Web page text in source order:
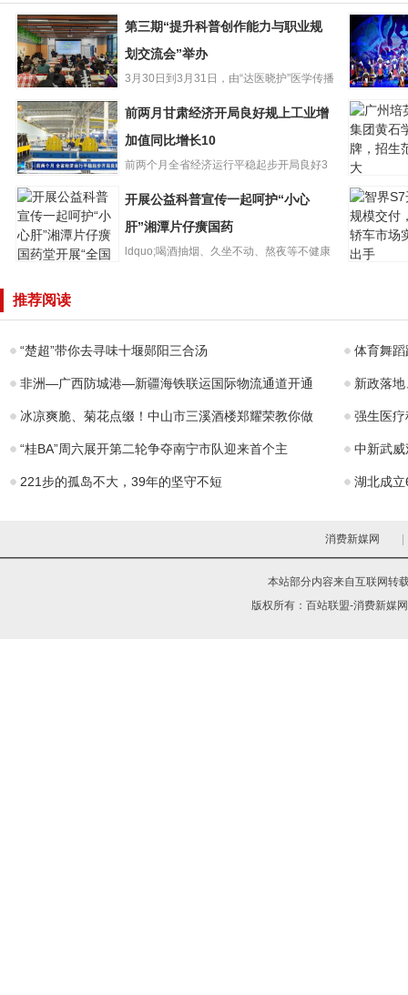
第三期“提升科普
创作能力与职业
规划交流会”举办
第三期“提升科普创作能力与职业规
划交流会”举办
3月30日到3月31日，由“达医晓护”医学传播
再听折子
肃省13个
选国家级
前两月甘肃经济
开局良好规上工
业增加值同比增
长10
前两月甘肃经济开局良好规上工业增
加值同比增长10
前两个月全省经济运行平稳起步开局良好3
广州培英
团黄石学
牌，招生
大
开展公益科普宣
传一起呵护“小心
药
开展公益科普宣传一起呵护“小心
肝”湘潭片仔癀国药
ldquo;喝酒抽烟、久坐不动、熬夜等不健康
推荐阅读
“楚超”带你去寻味十堰郧阳三合汤 体育舞
非洲—广西防城港—新疆海铁联运国际物流通道开通 新政落
冰凉爽脆、菊花点缀！中山市三溪酒楼郑耀荣教你做 强生医
“桂BA”周六展开第二轮争夺南宁市队迎来首个主 中新武
221步的孤岛不大，39年的坚守不短 湖北成
消费新媒网
本站部分内容来自互联网转
版权所有： 百站联盟-消费新媒网